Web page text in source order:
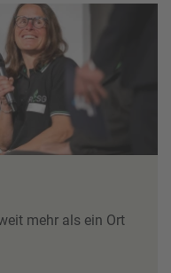
mehr als ein Ort